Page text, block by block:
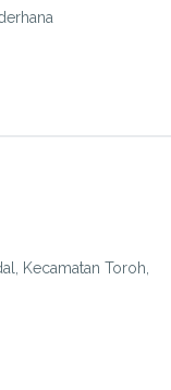
Kecamatan Toroh,